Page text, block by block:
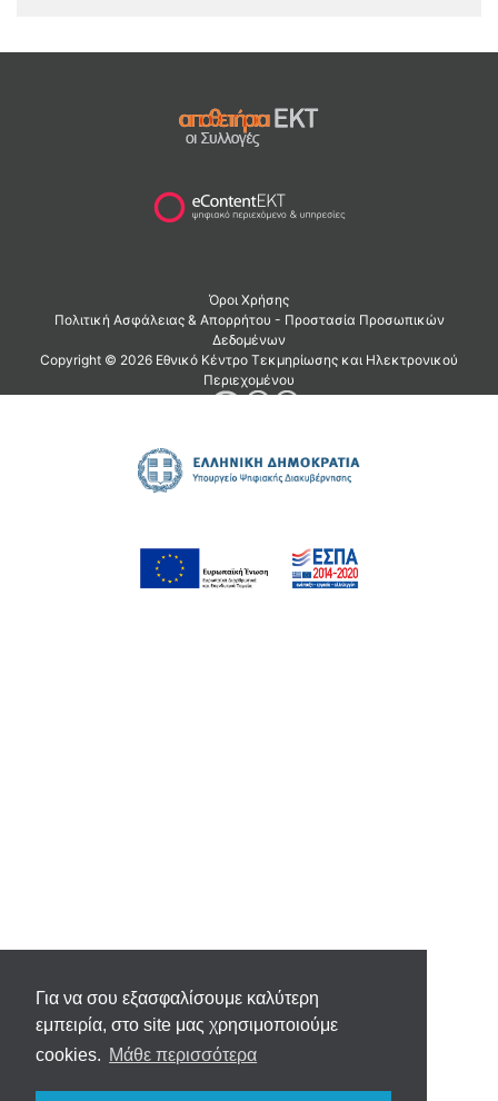
Για να σου εξασφαλίσουμε καλύτερη
εμπειρία, στο site μας χρησιμοποιούμε
cookies. Μάθε περισσότερα